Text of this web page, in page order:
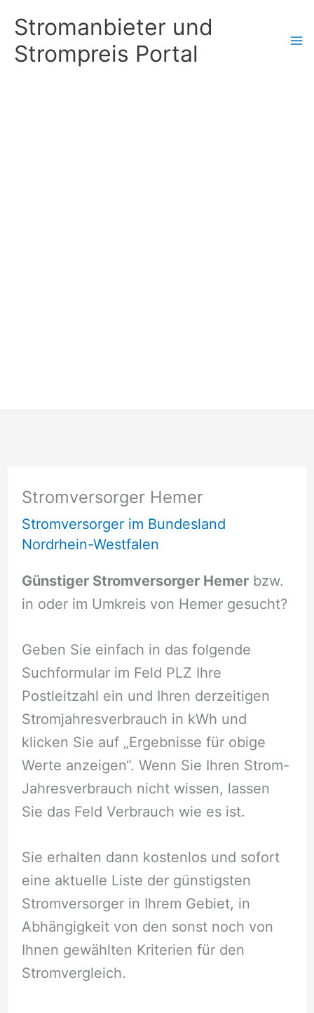
Inhalt
springen
Stromanbieter und
Strompreis Portal
Stromversorger Hemer
Stromversorger im Bundesland
Nordrhein-Westfalen
Günstiger Stromversorger Hemerbzw.
in oder im Umkreis von Hemer gesucht?
Geben Sie einfach in das folgende
Suchformular im Feld PLZ Ihre
Postleitzahl ein und Ihren derzeitigen
Stromjahresverbrauch in kWh und
klicken Sie auf „Ergebnisse für obige
Werte anzeigen“. Wenn Sie Ihren Strom-
Jahresverbrauch nicht wissen, lassen
Sie das Feld Verbrauch wie es ist.
Sie erhalten dann kostenlos und sofort
eine aktuelle Liste der günstigsten
Stromversorger in Ihrem Gebiet, in
Abhängigkeit von den sonst noch von
Ihnen gewählten Kriterien für den
Stromvergleich.